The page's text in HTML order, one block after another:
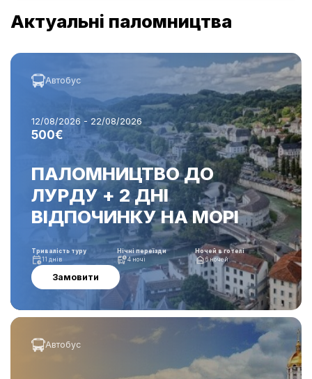
Актуальні паломництва
Автобус
12/08/2026 - 22/08/2026
500€
ПАЛОМНИЦТВО ДО
ЛУРДУ + 2 ДНІ
ВІДПОЧИНКУ НА МОРІ
Замовити
Тривалість туру
11 днів
Нічні переїзди
4 ночі
Ночей в готелі
6 ночей
Автобус